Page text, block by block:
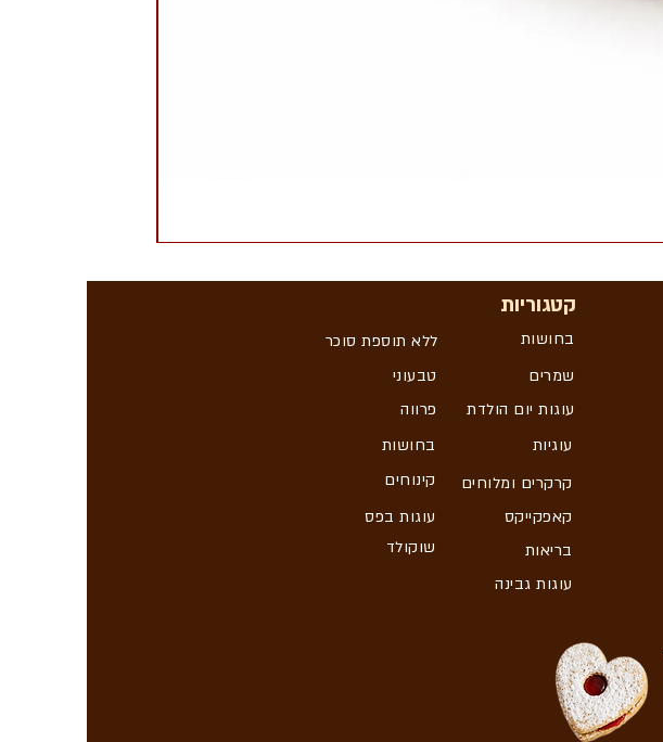
קטגוריות
ללא תוספת סוכר
טבעוני
פרווה
בחושות
קינוחים
שוקולד
עוגות בפס
בחושות
שמרים
עוגות יום הולדת
עוגיות
קרקרים ומלוחים
קאפקייקס
בריאות
עוגות גבינה